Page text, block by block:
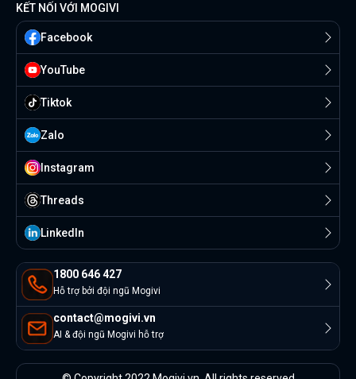
1800 646 427
Hỗ trợ bởi đội ngũ Mogivi
contact@mogivi.vn
AI & đội ngũ Mogivi hỗ trợ
KẾT NỐI VỚI MOGIVI
Facebook
YouTube
Tiktok
Zalo
Instagram
Threads
Linkedln